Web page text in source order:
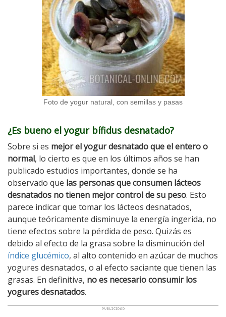
Foto de yogur natural, con semillas y pasas
¿Es bueno el yogur bífidus desnatado?
Sobre si es mejor el yogur desnatado que el entero o
normal, lo cierto es que en los últimos años se han
publicado estudios importantes, donde se ha
observado que las personas que consumen lácteos
desnatados no tienen mejor control de su peso. Esto
parece indicar que tomar los lácteos desnatados,
aunque teóricamente disminuye la energía ingerida, no
tiene efectos sobre la pérdida de peso. Quizás es
debido al efecto de la grasa sobre la disminución del
índice glucémico, al alto contenido en azúcar de muchos
yogures desnatados, o al efecto saciante que tienen las
grasas. En definitiva, no es necesario consumir los
yogures desnatados.